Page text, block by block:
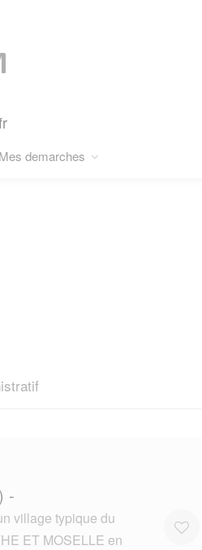
Mes demarches
-
village typique du
ET MOSELLE en